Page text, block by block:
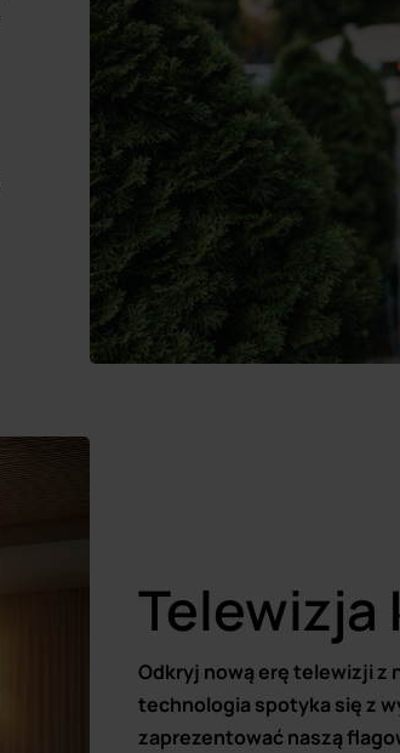
Telewizja
Odkryj nową erę telewizji z
technologia spotyka się z
zaprezentować naszą